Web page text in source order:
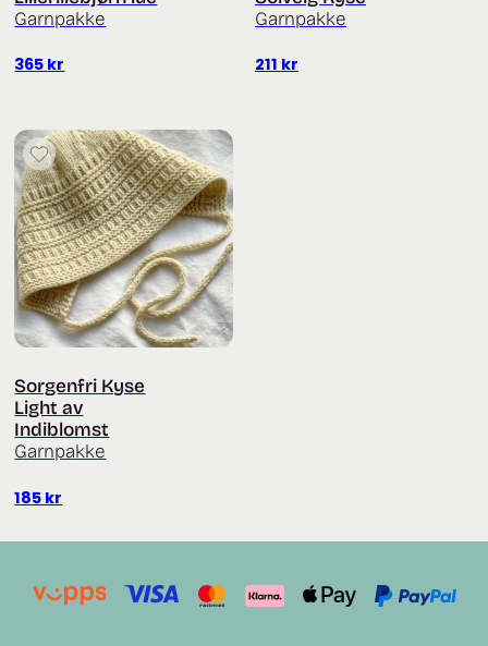
Garnpakke
365 kr
Garnpakke
211 kr
Sorgenfri Kyse
Light av
Indiblomst
Garnpakke
185 kr